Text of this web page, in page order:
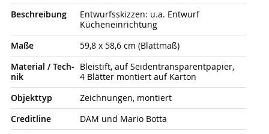
Beschrei­bung
Entwurfsskizzen: u.a. Entwurf
Kücheneinrichtung
Maße
59,8 x 58,6 cm (Blattmaß)
Material / Tech­
nik
Bleistift, auf Seidentransparentpapier,
4 Blätter montiert auf Karton
Objekt­typ
Zeichnungen, montiert
Credit­line
DAM und Mario Botta